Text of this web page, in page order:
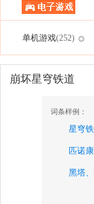
单机游戏(252)
崩坏星穹铁道
词条样例：
星穹铁
匹诺康
黑塔、